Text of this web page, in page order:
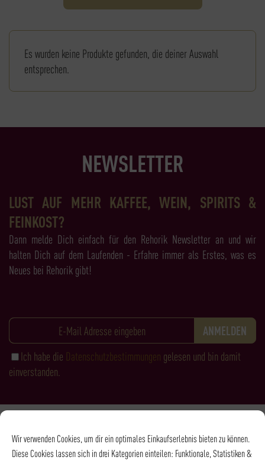
Wir verwenden Cookies, um dir ein optimales Einkaufserlebnis bieten zu können.
Diese Cookies lassen sich in drei Kategorien einteilen: Funktionale, Statistiken &
Es wurden keine Produkte gefunden, die deiner Auswahl
entsprechen.
NEWSLETTER
LUST AUF MEHR KAFFEE, WEIN, SPIRITS &
FEINKOST?
Dann melde Dich einfach für den Rehorik Newsletter an und wir
halten Dich auf dem Laufenden - Erfahre immer als Erstes, was es
Neues bei Rehorik gibt!
Ich habe die Datenschutzbestimmungen gelesen und bin damit
einverstanden.
Zahlungsarten